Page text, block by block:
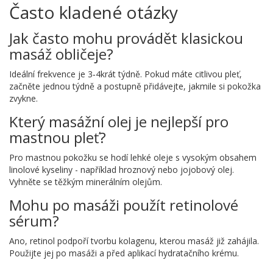
Často kladené otázky
Jak často mohu provádět klasickou
masáž obličeje?
Ideální frekvence je 3‑4krát týdně. Pokud máte citlivou pleť,
začněte jednou týdně a postupně přidávejte, jakmile si pokožka
zvykne.
Který masážní olej je nejlepší pro
mastnou pleť?
Pro mastnou pokožku se hodí lehké oleje s vysokým obsahem
linolové kyseliny - například hroznový nebo jojobový olej.
Vyhněte se těžkým minerálním olejům.
Mohu po masáži použít retinolové
sérum?
Ano, retinol podpoří tvorbu kolagenu, kterou masáž již zahájila.
Použijte jej po masáži a před aplikací hydratačního krému.